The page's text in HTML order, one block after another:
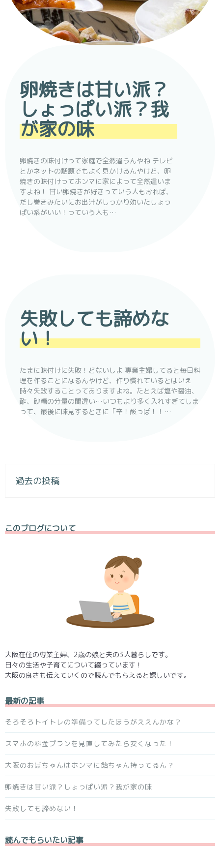
卵焼きは甘い派？
しょっぱい派？我
が家の味
卵焼きの味付けって家庭で全然違うんやね テレビ
とかネットの話題でもよく見かけるんやけど、卵
焼きの味付けってホンマに家によって全然違いま
すよね！ 甘い卵焼きが好きっていう人もおれば、
だし巻きみたいにお出汁がしっかり効いたしょっ
ぱい系がいい！っていう人も…
失敗しても諦めな
い！
たまに味付けに失敗！どないしよ 専業主婦してると毎日料
理を作ることになるんやけど、作り慣れているとはいえ
時々失敗することってありますよね。たとえば塩や醤油、
酢、砂糖の分量の間違い…いつもより多く入れすぎてしま
って、最後に味見するときに「辛！酸っぱ！！…
投
ビ
過去の投稿
このブログについて
大阪在住の専業主婦、2歳の娘と夫の3人暮らしです。
日々の生活や子育てについて綴っています！
大阪の良さも伝えていくので読んでもらえると嬉しいです。
最新の記事
そろそろトイトレの準備ってしたほうがええんかな？
スマホの料金プランを見直してみたら安くなった！
大阪のおばちゃんはホンマに飴ちゃん持ってるん？
卵焼きは甘い派？しょっぱい派？我が家の味
失敗しても諦めない！
読んでもらいたい記事